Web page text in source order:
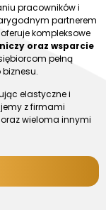
pracowników i
partnerem
kompleksowe
oraz wsparcie
pełną
elastyczne i
z firmami
wieloma innymi